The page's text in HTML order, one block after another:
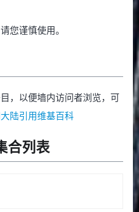
您谨慎使用。
，以便墙内访问者浏览，可
陆引用维基百科
合列表